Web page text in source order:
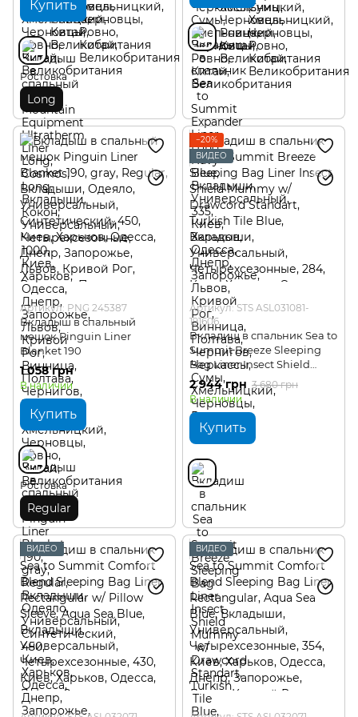
Купить
Ростовка
Long
Артикул: PNG 245387
Вкладыш в спальный
мешок Pinguin Liner
Blanket 190
1 058 грн
В наличии
Купить
Ростовка
Regular
−20%
ВИДЕО
Артикул: STS ASL031081-
191606
Вкладиш в спальник Sea to
Summit Breeze Sleeping
Bag Liner Insect Shield
Mummy w/ Drawcord
Standart
2 944 грн 3 680 грн
В наличии
Купить
ВИДЕО ВИДЕО